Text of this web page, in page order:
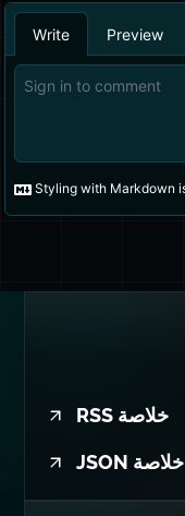
خلاصة RSS
خلاصة JSON